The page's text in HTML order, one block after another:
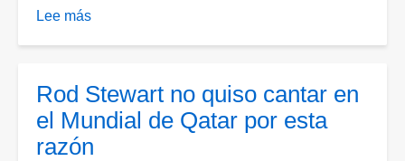
Lee más
a
México
Rod Stewart no quiso cantar en
el Mundial de Qatar por esta
razón